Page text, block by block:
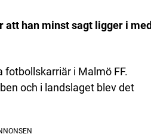
att han minst sagt ligger i med
fotbollskarriär i Malmö FF.
och i landslaget blev det